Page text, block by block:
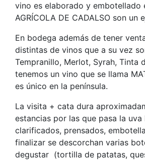
vino es elaborado y embotellado
AGRÍCOLA DE CADALSO son un
En bodega además de tener
distintas de vinos que a su vez
Tempranillo, Merlot, Syrah, Tinta
tenemos un vino que se llama
es único en la península.
La visita + cata dura
estancias por las que pasa la
clarificados, prensados,
finalizar se descorchan varias
degustar (tortilla de patatas,